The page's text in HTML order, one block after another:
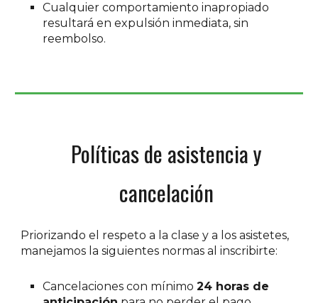
Cualquier comportamiento inapropiado
resultará en expulsión inmediata, sin
reembolso.
Políticas de asistencia y
cancelación
Priorizando el respeto a la clase y a los asistetes,
manejamos la siguientes normas al inscribirte:
Cancelaciones con mínimo24 horas de